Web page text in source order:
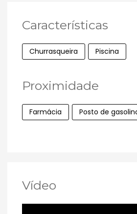
Características
Churrasqueira Piscina
Proximidade
Farmácia Posto de
Vídeo